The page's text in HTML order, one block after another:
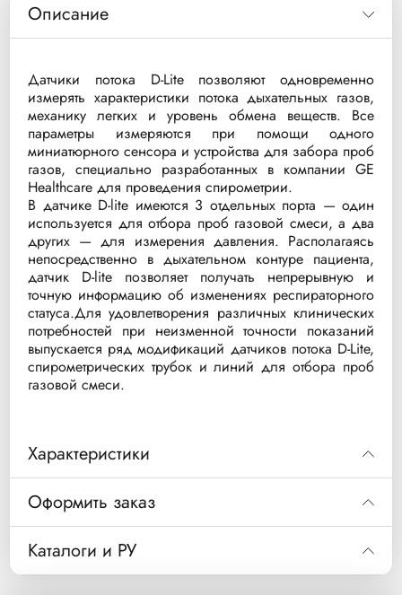
Описание
Характеристики
Оформить заказ
Каталоги и РУ
Датчики потока D-Lite позволяют одновременно
измерять характеристики потока дыхательных газов,
механику легких и уровень обмена веществ. Все
параметры измеряются при помощи одного
миниатюрного сенсора и устройства для забора проб
газов, специально разработанных в компании GE
Healthcare для проведения спирометрии.
В датчике D-lite имеются 3 отдельных порта — один
используется для отбора проб газовой смеси, а два
других — для измерения давления. Располагаясь
непосредственно в дыхательном контуре пациента,
датчик D-lite позволяет получать непрерывную и
точную информацию об изменениях респираторного
статуса.Для удовлетворения различных клинических
потребностей при неизменной точности показаний
выпускается ряд модификаций датчиков потока D-Lite,
спирометрических трубок и линий для отбора проб
газовой смеси.
• Миниатюрные датчики могут
использоваться в любой клинической
ситуации, предполагающей проведение
газового мониторинга при помощи
Код 8004382
D-lite+ набор для спирометрии (влажная среда)